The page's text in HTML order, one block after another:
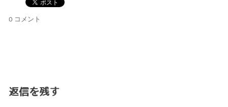
0 コメント
返信を残す